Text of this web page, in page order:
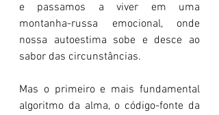
e passamos a viver em uma
montanha-russa emocional, onde
nossa autoestima sobe e desce ao
sabor das circunstâncias.
Mas o primeiro e mais fundamental
algoritmo da alma, o código-fonte da